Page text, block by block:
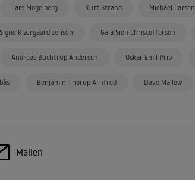
Lars Mogelberg Kurt Strand Michael Larsen
Signe Kjærgaard Jensen Gaia Sien Christoffersen
Andreas Buchtrup Andersen Oskar Emil Prip
Benjamin Thorup Arnfred Dave Mallow
Mailen